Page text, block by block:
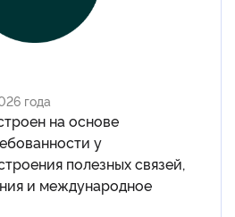
года
на основе
у
полезных связей,
и международное